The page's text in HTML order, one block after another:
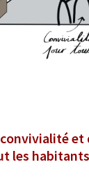
et
les